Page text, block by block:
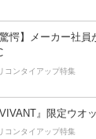
驚愕】メーカー社
コンタイアップ特集
VIVANT』限定ウオ
コンタイアップ特集